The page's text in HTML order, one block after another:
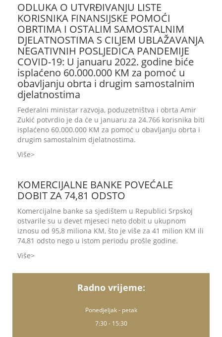
ODLUKA O UTVRĐIVANJU LISTE
KORISNIKA FINANSIJSKE POMOĆI
OBRTIMA I OSTALIM SAMOSTALNIM
DJELATNOSTIMA S CILJEM UBLAŽAVANJA
NEGATIVNIH POSLJEDICA PANDEMIJE
COVID-19: U januaru 2022. godine biće
isplaćeno 60.000.000 KM za pomoć u
obavljanju obrta i drugim samostalnim
djelatnostima
Federalni ministar razvoja, poduzetništva i obrta Amir
Zukić potvrdio je da će u januaru za 24.766 korisnika biti
isplaćeno 60.000.000 KM za pomoć u obavljanju obrta i
drugim samostalnim djelatnostima.
Više
KOMERCIJALNE BANKE POVEĆALE
DOBIT ZA 74,81 ODSTO
Komercijalne banke sa sjedištem u Republici Srpskoj
ostvarile su u devet mjeseci neto dobit u ukupnom
iznosu od 95,8 miliona KM, što je više za 41 milion KM ili
74,81 odsto nego u istom periodu prošle godine.
Više
Radno vrijeme:
Ponedjeljak - petak
7:30 - 15:30